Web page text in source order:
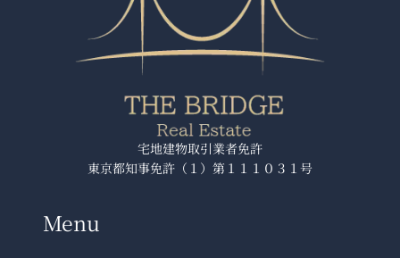
宅地建物取引業者免許
東京都知事免許（１）第１１１０３１号
Menu